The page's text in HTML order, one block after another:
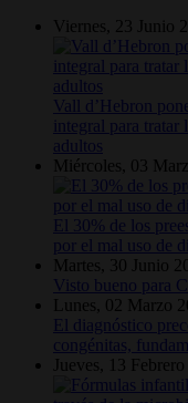
Viernes, 23 Junio
Vall d’Hebron
integral para
adultos
Miércoles, 03
El 30% de los
por el mal uso de
Martes, 30 Junio
Visto bueno para
Lunes, 02 Marzo
El diagnóstico
congénitas,
Jueves, 13